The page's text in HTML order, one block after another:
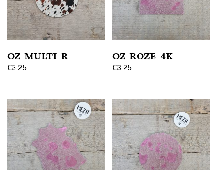
OZ-MULTI-R
€3.25
OZ-ROZE-4K
€3.25